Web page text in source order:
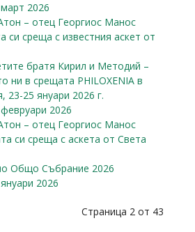
2026
– отец Георгиос Манос
си среща с известния аскет от
братя Кирил и Методий –
ни в срещата PHILOXENIA в
23-25 януари 2026 г.
2026
– отец Георгиос Манос
си среща с аскета от Света
Общо Събрание 2026
2026
Страница 2 от 43